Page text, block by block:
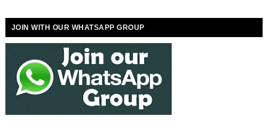
JOIN WITH OUR WHATSAPP GROUP